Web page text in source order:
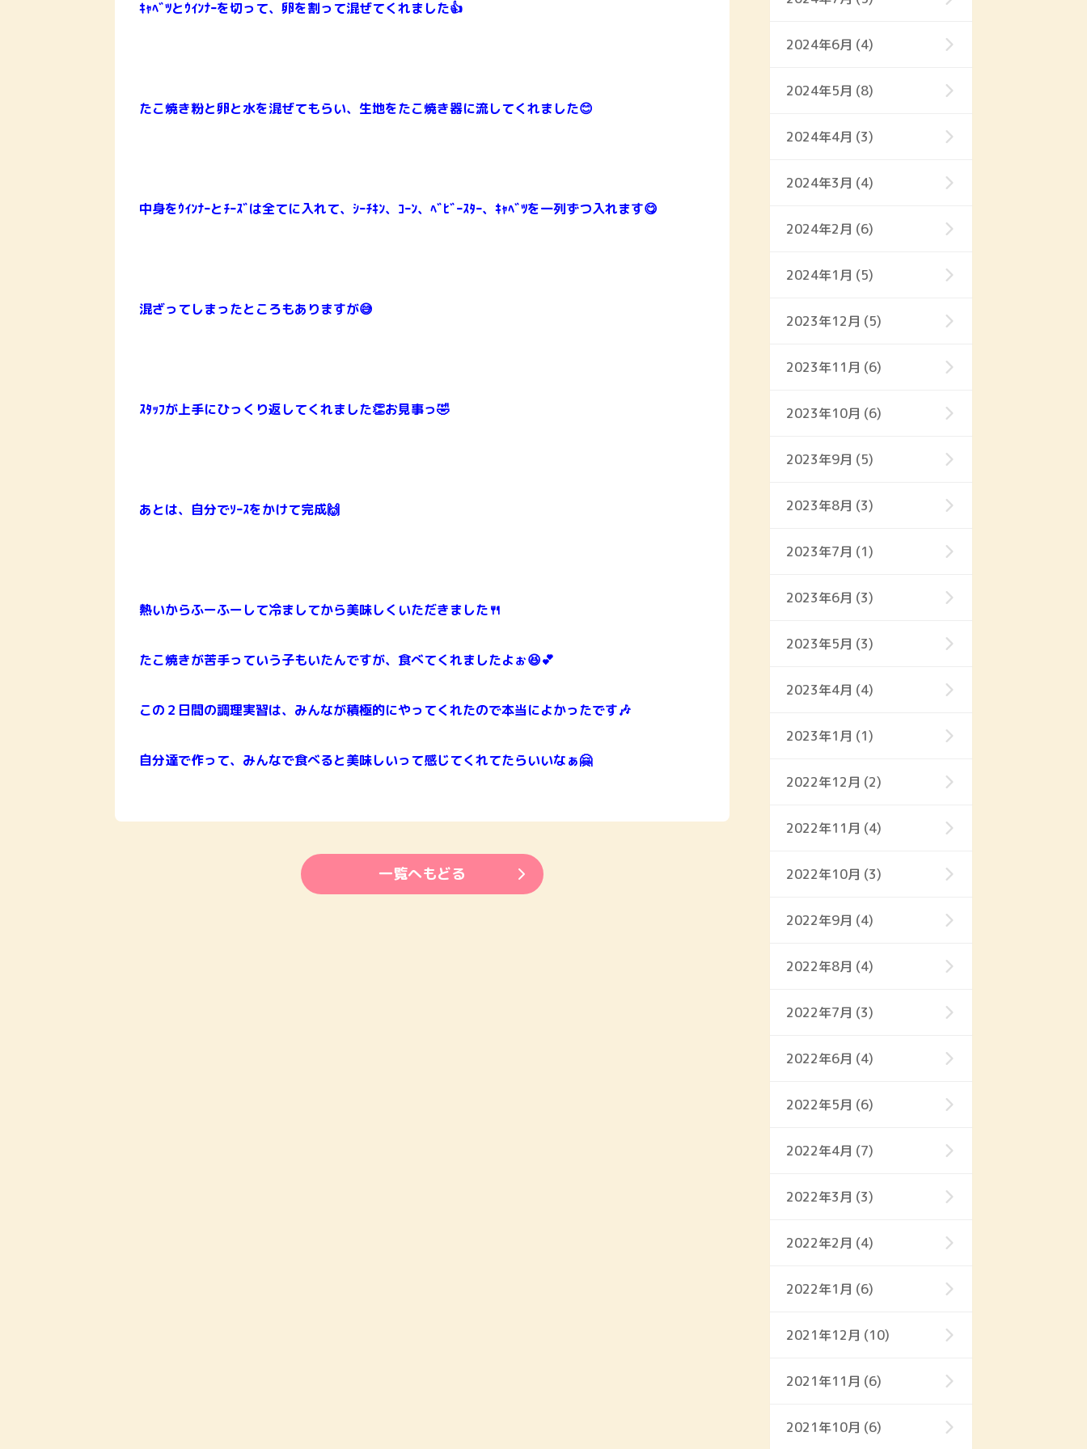
ｷｬﾍﾞﾂとｳｲﾝﾅｰを切って、卵を割って混ぜてくれました👍
たこ焼き粉と卵と水を混ぜてもらい、生地をたこ焼き器に流してくれました😊
中身をｳｲﾝﾅｰとﾁｰｽﾞは全てに入れて、ｼｰﾁｷﾝ、ｺｰﾝ、ﾍﾞﾋﾞｰｽﾀｰ、ｷｬﾍﾞﾂを一列ずつ入れます😋
混ざってしまったところもありますが😅
ｽﾀｯﾌが上手にひっくり返してくれました👏お見事っ🤣
あとは、自分でｿｰｽをかけて完成🙌
熱いからふーふーして冷ましてから美味しくいただきました🍴
たこ焼きが苦手っていう子もいたんですが、食べてくれましたよぉ😆💕
この２日間の調理実習は、みんなが積極的にやってくれたので本当によかったです🎶
自分達で作って、みんなで食べると美味しいって感じてくれてたらいいなぁ🤗
一覧へもどる
2024年6月 (4)
2024年5月 (8)
2024年4月 (3)
2024年3月 (4)
2024年2月 (6)
2024年1月 (5)
2023年12月 (5)
2023年11月 (6)
2023年10月 (6)
2023年9月 (5)
2023年8月 (3)
2023年7月 (1)
2023年6月 (3)
2023年5月 (3)
2023年4月 (4)
2023年1月 (1)
2022年12月 (2)
2022年11月 (4)
2022年10月 (3)
2022年9月 (4)
2022年8月 (4)
2022年7月 (3)
2022年6月 (4)
2022年5月 (6)
2022年4月 (7)
2022年3月 (3)
2022年2月 (4)
2022年1月 (6)
2021年12月 (10)
2021年11月 (6)
2021年10月 (6)